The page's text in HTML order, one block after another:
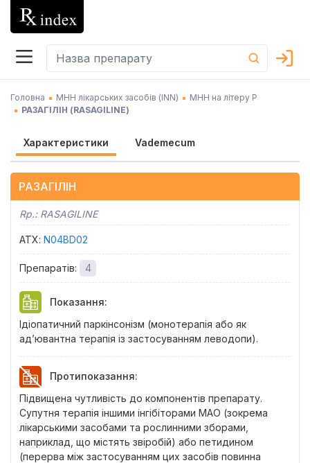
Головна МНН лікарських засобів (INN)
МНН на літеру Р
РАЗАГІЛІН (RASAGILINE)
Характеристики Vademecum
РАЗАГІЛІН
Rp.: RASAGILINE
АТХ: N04BD02
Препаратів: 4
Показання:
Ідіопатичний паркінсонізм (монотерапія або як
ад’ювантна терапія із застосуванням леводопи).
Протипоказання:
Підвищена чутливість до компонентів препарату.
Супутня терапія іншими інгібіторами МАО (зокрема
лікарськими засобами та рослинними зборами,
наприклад, що містять звіробій) або петидином
(перерва між застосуванням цих засобів повинна